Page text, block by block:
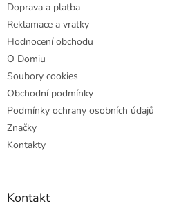
Doprava a platba
Reklamace a vratky
Hodnocení obchodu
O Domiu
Soubory cookies
Obchodní podmínky
Podmínky ochrany osobních údajů
Značky
Kontakty
Kontakt